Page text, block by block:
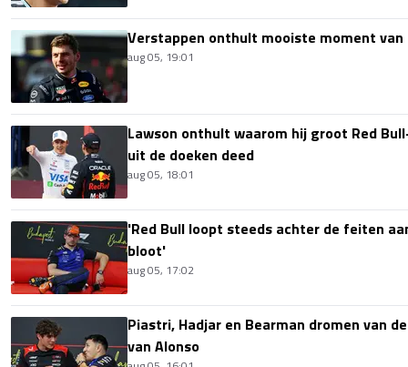
Verstappen onthult mooiste moment van
aug 05, 19:01
Lawson onthult waarom hij groot Red
uit de doeken deed
aug 05, 18:01
'Red Bull loopt steeds achter de feiten
bloot'
aug 05, 17:02
Piastri, Hadjar en Bearman dromen van
van Alonso